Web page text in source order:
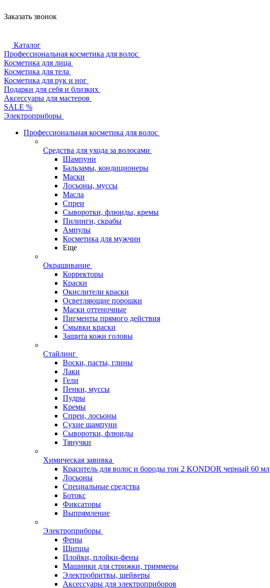
Заказать звонок
Каталог
Профессиональная косметика для волос
Косметика для лица
Косметика для тела
Косметика для рук и ног
Подарки для себя и близких
Аксессуары для мастеров
SALE %
Электроприборы
Профессиональная косметика для волос
Средства для ухода за волосами
Шампуни
Бальзамы, кондиционеры
Маски
Лосьоны, муссы
Масла
Спреи
Сыворотки, флюиды, кремы
Пилинги, скрабы
Ампулы
Косметика для мужчин
Еще
Окрашивание
Корректоры
Краски
Окислители краски
Осветляющие порошки
Маски оттеночные
Пигменты прямого действия
Смывки краски
Защита кожи головы
Стайлинг
Воски, пасты, глины
Лаки
Гели
Пенки, муссы
Пудры
Кремы
Спреи, лосьоны
Сухие шампуни
Сыворотки, флюиды
Тянучки
Химическая завивка
Краситель для волос и бороды тон 2 KONDOR черный 60 мл
Лосьоны
Специальные средства
Ботокс
Фиксаторы
Выпрямление
Электроприборы
Фены
Щипцы
Плойки, плойки-фены
Машинки для стрижки, триммеры
Электробритвы, шейверы
Аксессуары для электроприборов